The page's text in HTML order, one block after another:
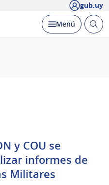
gub.uy
Desplegar
Menú Abrir
y COU se
informes de
Militares